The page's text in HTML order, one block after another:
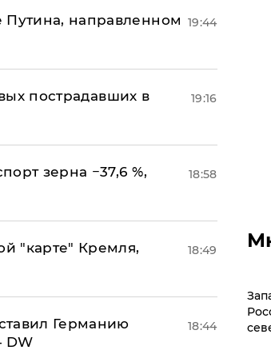
направленном 19:44
пострадавших в
19:16
зерна −37,6 %,
18:58
"карте" Кремля,
18:49
Германию
DW
18:44